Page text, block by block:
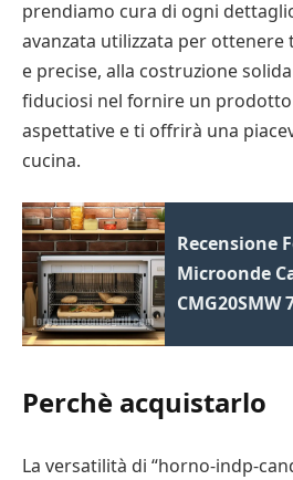
prendiamo cura di ogni
avanzata utilizzata per
e precise, alla costruzione
fiduciosi nel fornire un
aspettative e ti offrirà una
cucina.
Recensione
Microonde
CMG20SMW
Perchè acquistarlo
La versatilità di “horno-indp-